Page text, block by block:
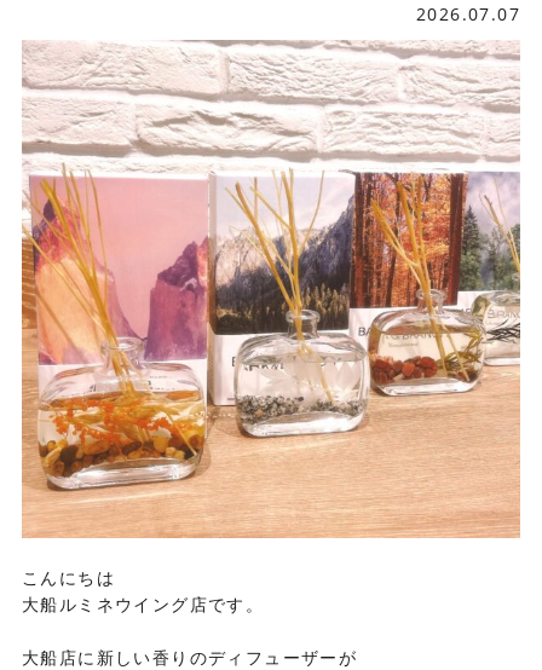
2026.07.07
こんにちは
大船ルミネウイング店です。
大船店に新しい香りのディフューザーが